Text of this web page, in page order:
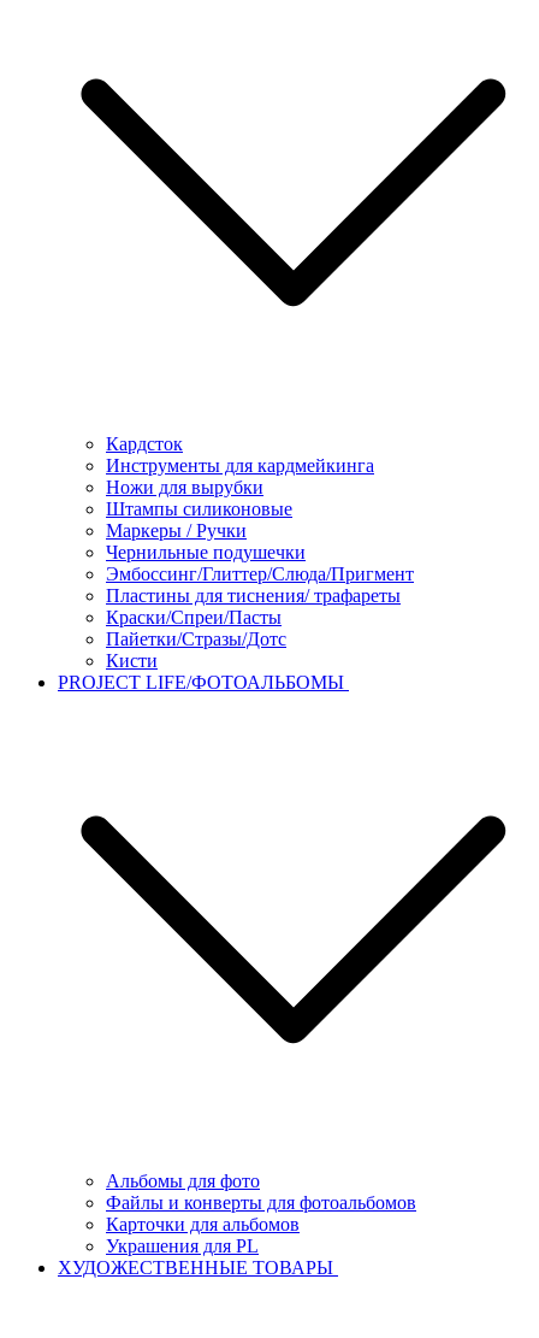
Кардсток
Инструменты для кардмейкинга
Ножи для вырубки
Штампы силиконовые
Маркеры / Ручки
Чернильные подушечки
Эмбоссинг/Глиттер/Слюда/Пригмент
Пластины для тиснения/ трафареты
Краски/Спреи/Пасты
Пайетки/Стразы/Дотс
Кисти
PROJECT LIFE/ФОТОАЛЬБОМЫ
Альбомы для фото
Файлы и конверты для фотоальбомов
Карточки для альбомов
Украшения для PL
ХУДОЖЕСТВЕННЫЕ ТОВАРЫ